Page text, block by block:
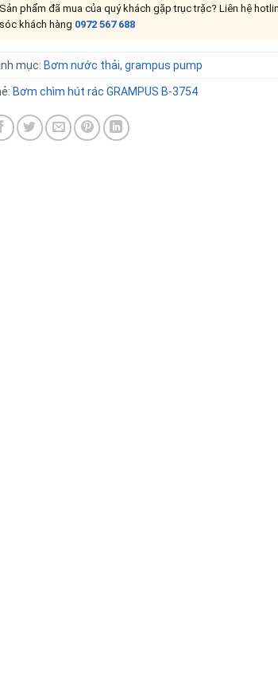
Sản phẩm đã mua của quý khách gặp trục trặc? Liên hệ
sóc khách hàng 0972 567 688
mục: Bơm nước thải, grampus pump
Bơm chìm hút rác GRAMPUS B-3754